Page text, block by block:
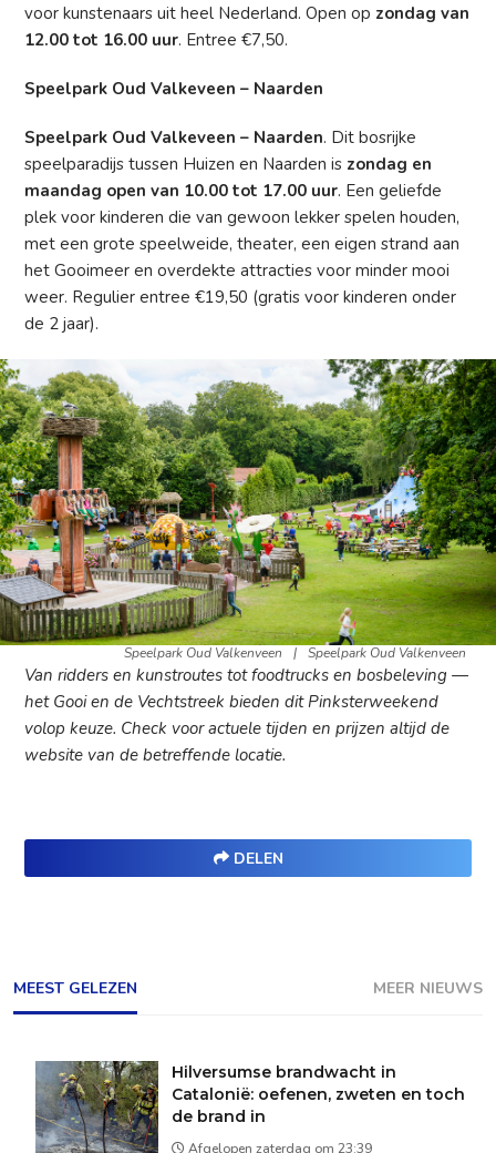
voor kunstenaars uit heel Nederland. Open op zondag van
12.00 tot 16.00 uur. Entree €7,50.
Speelpark Oud Valkeveen – Naarden
Speelpark Oud Valkeveen – Naarden. Dit bosrijke
speelparadijs tussen Huizen en Naarden is zondag en
maandag open van 10.00 tot 17.00 uur. Een geliefde
plek voor kinderen die van gewoon lekker spelen houden,
met een grote speelweide, theater, een eigen strand aan
het Gooimeer en overdekte attracties voor minder mooi
weer. Regulier entree €19,50 (gratis voor kinderen onder
de 2 jaar).
Speelpark Oud Valkenveen | Speelpark Oud Valkenveen
Van ridders en kunstroutes tot foodtrucks en bosbeleving —
het Gooi en de Vechtstreek bieden dit Pinksterweekend
volop keuze. Check voor actuele tijden en prijzen altijd de
website van de betreffende locatie.
DELEN
MEEST GELEZEN MEER NIEUWS
Hilversumse brandwacht in
Catalonië: oefenen, zweten en toch
de brand in
Afgelopen zaterdag om 23:39